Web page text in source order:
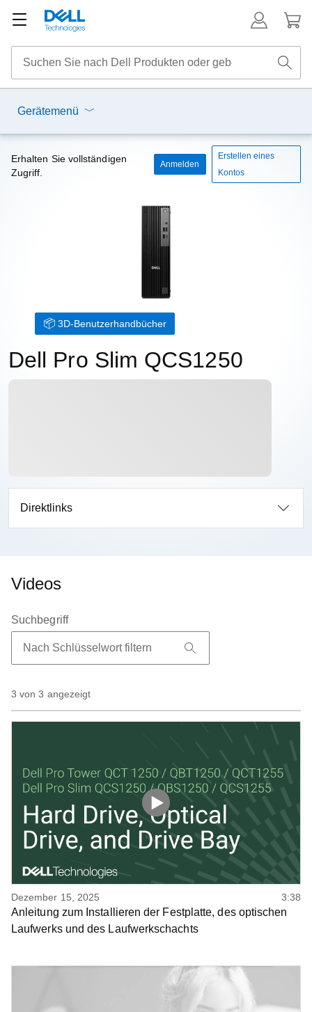
Gerätemenü
Erhalten Sie vollständigen
Zugriff.
Anmelden
Erstellen eines
Kontos
3D-Benutzerhandbücher
Dell Pro Slim QCS1250
Direktlinks
Videos
Suchbegriff
3 von 3 angezeigt
Dezember 15, 2025 3:38
Anleitung zum Installieren der Festplatte, des optischen
Laufwerks und des Laufwerkschachts